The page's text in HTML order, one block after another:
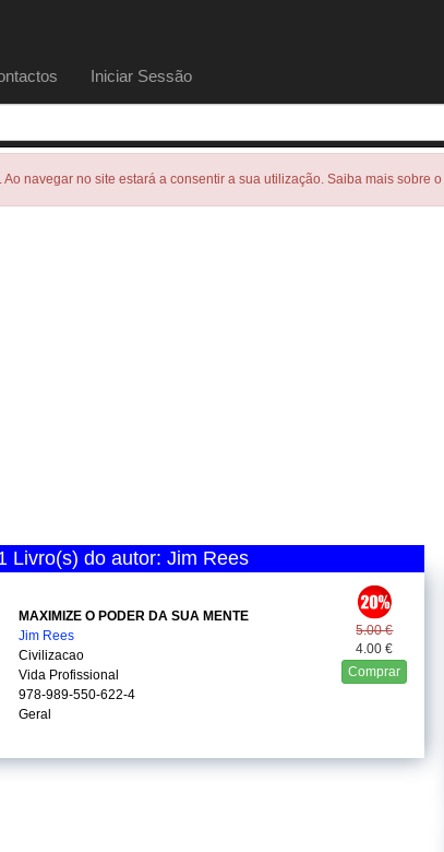
Iniciar Sessão
Ao navegar no site estará a consentir a sua utilização. Saiba mais sobre
Livro(s) do autor: Jim Rees
5.00 €
4.00 €
Comprar
MAXIMIZE O PODER DA SUA MENTE
Jim Rees
Civilizacao
Vida Profissional
978-989-550-622-4
Geral